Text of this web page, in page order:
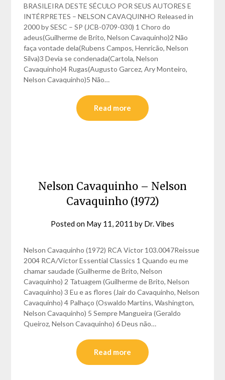
BRASILEIRA DESTE SÉCULO POR SEUS AUTORES E
INTÉRPRETES – NELSON CAVAQUINHO Released in
2000 by SESC – SP (JCB-0709-030) 1 Choro do
adeus(Guilherme de Brito, Nelson Cavaquinho)2 Não
faça vontade dela(Rubens Campos, Henricão, Nelson
Silva)3 Devia se condenada(Cartola, Nelson
Cavaquinho)4 Rugas(Augusto Garcez, Ary Monteiro,
Nelson Cavaquinho)5 Não…
Read more
Nelson Cavaquinho – Nelson
Cavaquinho (1972)
Posted on May 11, 2011 by Dr. Vibes
Nelson Cavaquinho (1972) RCA Victor 103.0047Reissue
2004 RCA/Victor Essential Classics 1 Quando eu me
chamar saudade (Guilherme de Brito, Nelson
Cavaquinho) 2 Tatuagem (Guilherme de Brito, Nelson
Cavaquinho) 3 Eu e as flores (Jair do Cavaquinho, Nelson
Cavaquinho) 4 Palhaço (Oswaldo Martins, Washington,
Nelson Cavaquinho) 5 Sempre Mangueira (Geraldo
Queiroz, Nelson Cavaquinho) 6 Deus não…
Read more